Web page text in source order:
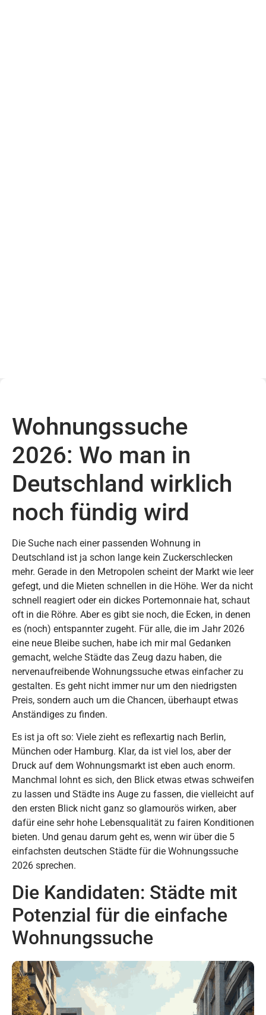
Wohnungssuche
2026: Wo man in
Deutschland wirklich
noch fündig wird
Die Suche nach einer passenden Wohnung in
Deutschland ist ja schon lange kein Zuckerschlecken
mehr. Gerade in den Metropolen scheint der Markt wie leer
gefegt, und die Mieten schnellen in die Höhe. Wer da nicht
schnell reagiert oder ein dickes Portemonnaie hat, schaut
oft in die Röhre. Aber es gibt sie noch, die Ecken, in denen
es (noch) entspannter zugeht. Für alle, die im Jahr 2026
eine neue Bleibe suchen, habe ich mir mal Gedanken
gemacht, welche Städte das Zeug dazu haben, die
nervenaufreibende Wohnungssuche etwas einfacher zu
gestalten. Es geht nicht immer nur um den niedrigsten
Preis, sondern auch um die Chancen, überhaupt etwas
Anständiges zu finden.
Es ist ja oft so: Viele zieht es reflexartig nach Berlin,
München oder Hamburg. Klar, da ist viel los, aber der
Druck auf dem Wohnungsmarkt ist eben auch enorm.
Manchmal lohnt es sich, den Blick etwas etwas schweifen
zu lassen und Städte ins Auge zu fassen, die vielleicht auf
den ersten Blick nicht ganz so glamourös wirken, aber
dafür eine sehr hohe Lebensqualität zu fairen Konditionen
bieten. Und genau darum geht es, wenn wir über die 5
einfachsten deutschen Städte für die Wohnungssuche
2026 sprechen.
Die Kandidaten: Städte mit
Potenzial für die einfache
Wohnungssuche